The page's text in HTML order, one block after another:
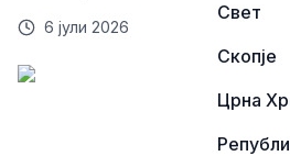
Свет
Скопје
Црна
6 јули 2026